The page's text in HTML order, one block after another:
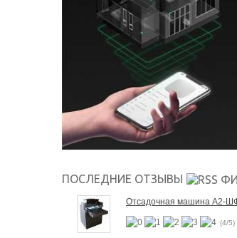
ПОСЛЕДНИЕ ОТЗЫВЫ
Отсадочная машина А2-
(4/5)